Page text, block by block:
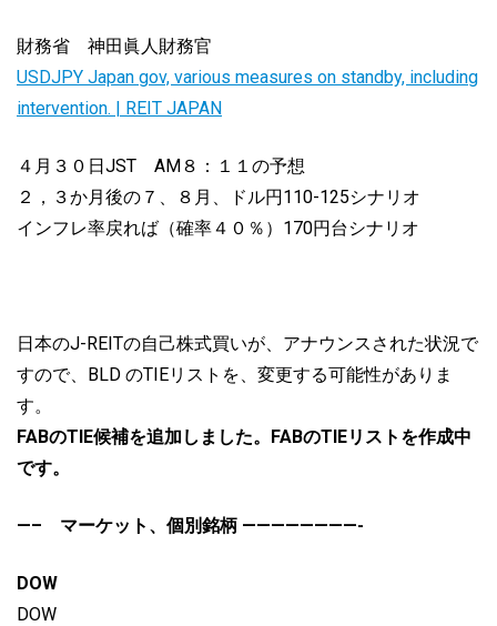
財務省 神田眞人財務官
USDJPY Japan gov, various measures on standby, including
intervention. | REIT JAPAN
４月３０日JST AM８：１１の予想
２，３か月後の７、８月、ドル円110-125シナリオ
インフレ率戻れば（確率４０％）170円台シナリオ
日本のJ-REITの自己株式買いが、アナウンスされた状況で
すので、BLD のTIEリストを、変更する可能性がありま
す。
FABのTIE候補を追加しました。FABのTIEリストを作成中
です。
—– マーケット、個別銘柄 ————————-
DOW
DOW